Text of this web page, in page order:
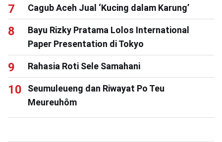
Cagub Aceh Jual ‘Kucing dalam Karung’
Bayu Rizky Pratama Lolos International
Paper Presentation di Tokyo
Rahasia Roti Sele Samahani
Seumuleueng dan Riwayat Po Teu
Meureuhôm